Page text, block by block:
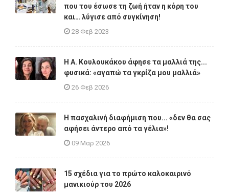
που του έσωσε τη ζωή ήταν η κόρη του
και… λύγισε από συγκίνηση!
28 Φεβ 2023
Η A. Κουλουκάκου άφησε τα μαλλιά της...
φυσικά: «αγαπώ τα γκρίζα μου μαλλιά»
26 Φεβ 2026
Η πασχαλινή διαφήμιση που... «δεν θα σας
αφήσει άντερο από τα γέλια»!
09 Μαρ 2026
15 σχέδια για το πρώτο καλοκαιρινό
μανικιούρ του 2026